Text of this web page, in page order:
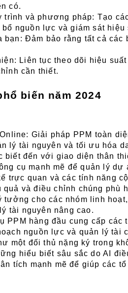
có.
trình và phương pháp: Tạo
nguồn lực và giám sát hiệu
bạn: Đảm bảo rằng tất cả
Liên tục theo dõi hiệu
cần thiết.
biến năm 2024
Giải pháp PPM toàn
lý tài nguyên và tối ưu hóa
biết đến với giao diện thân
cụ mạnh mẽ để quản lý dự
trực quan và các tính năng
quả và điều chỉnh chúng phù
tưởng cho các nhóm linh
tài nguyên nâng cao.
PPM hàng đầu cung cấp các
nguồn lực và quản lý tài
một đối thủ nặng ký trong
hiểu biết sâu sắc do AI
tích mạnh mẽ để giúp các